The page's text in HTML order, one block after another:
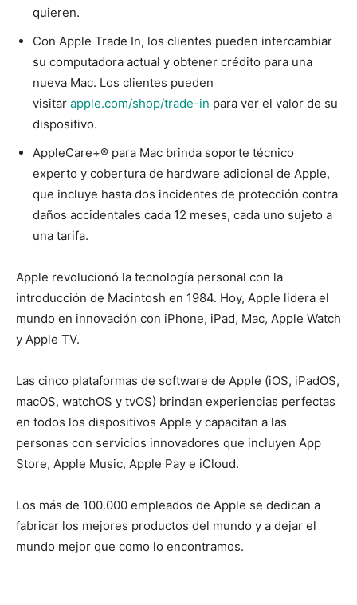
quieren.
Con Apple Trade In, los clientes pueden intercambiar
su computadora actual y obtener crédito para una
nueva Mac. Los clientes pueden
visitar apple.com/shop/trade-in para ver el valor de su
dispositivo.
AppleCare+® para Mac brinda soporte técnico
experto y cobertura de hardware adicional de Apple,
que incluye hasta dos incidentes de protección contra
daños accidentales cada 12 meses, cada uno sujeto a
una tarifa.
Apple revolucionó la tecnología personal con la
introducción de Macintosh en 1984. Hoy, Apple lidera el
mundo en innovación con iPhone, iPad, Mac, Apple Watch
y Apple TV.
Las cinco plataformas de software de Apple (iOS, iPadOS,
macOS, watchOS y tvOS) brindan experiencias perfectas
en todos los dispositivos Apple y capacitan a las
personas con servicios innovadores que incluyen App
Store, Apple Music, Apple Pay e iCloud.
Los más de 100.000 empleados de Apple se dedican a
fabricar los mejores productos del mundo y a dejar el
mundo mejor que como lo encontramos.